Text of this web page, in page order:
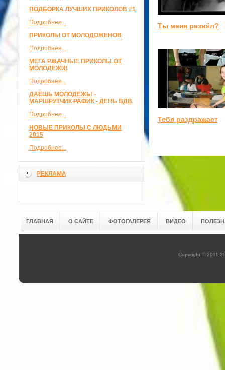
ПОДБОРКА ЛУЧШИХ ПРИКОЛОВ #1
Подробнее...
ПРИКОЛЫ ОТ МОЛОДОЖЕНОВ
Подробнее...
МЕГА РЖАЧНЫЕ ПРИКОЛЫ ОТ
МОЛОДЕЖИ!
Подробнее...
ДАЁШЬ МОЛОДЁЖЬ! -
МАРШРУТЧИК РАФИК - ДЕНЬ ВДВ
Подробнее...
НОВЫЕ ПРИКОЛЫ С ЛЮДЬМИ
2015
Подробнее...
РЕКЛАМА
Ты меня развёл?
Тебя раздражает
ГЛАВНАЯ О САЙТЕ ФОТОГАЛЕРЕЯ ВИДЕО
Copyright © 2011-